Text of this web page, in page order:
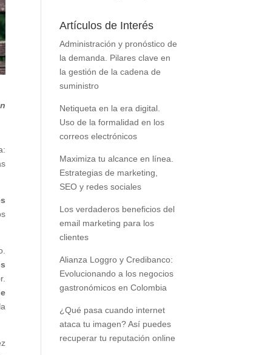
Artículos de Interés
Administración y pronóstico de
la demanda. Pilares clave en
la gestión de la cadena de
suministro
Netiqueta en la era digital.
Uso de la formalidad en los
correos electrónicos
Maximiza tu alcance en línea.
Estrategias de marketing,
SEO y redes sociales
Los verdaderos beneficios del
email marketing para los
clientes
Alianza Loggro y Credibanco:
Evolucionando a los negocios
gastronómicos en Colombia
¿Qué pasa cuando internet
ataca tu imagen? Así puedes
recuperar tu reputación online